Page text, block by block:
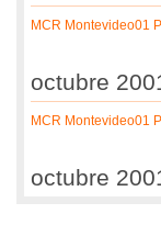
MCR Montevideo01
octubre
MCR Montevideo01
octubre